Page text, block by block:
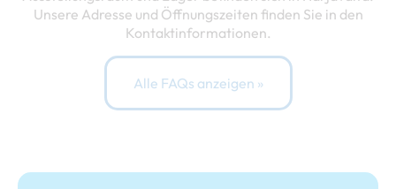
Unsere Adresse und Öffnungszeiten finden Sie in den
Kontaktinformationen.
Alle FAQs anzeigen »